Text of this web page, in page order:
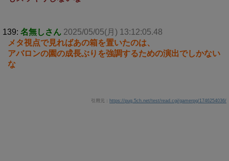
139: 名無しさん 2025/05/05(月) 13:12:05.48
メタ視点で見ればあの箱を置いたのは、
アバロンの園の成長ぶりを強調するための演出でしかない
な
引用元： https://pug.5ch.net/test/read.cgi/gamerpg/1746254036/